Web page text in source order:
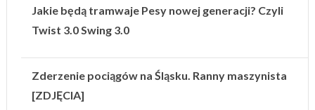
Jakie będą tramwaje Pesy nowej generacji? Czyli
Twist 3.0 Swing 3.0
Zderzenie pociągów na Śląsku. Ranny maszynista
[ZDJĘCIA]